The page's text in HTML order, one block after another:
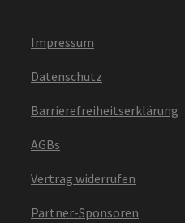
Impressum
Datenschutz
Barrierefreiheitserklärung
AGBs
Vertrag widerrufen
Partner-Sponsoren